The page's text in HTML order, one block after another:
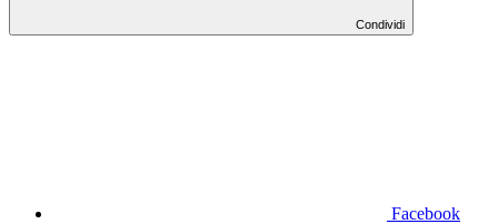
Condividi
Facebook